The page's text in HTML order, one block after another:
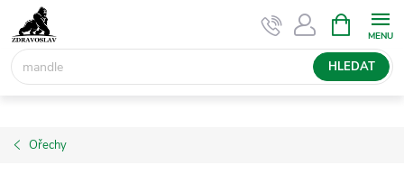
na
obsah
HLEDAT
NÁKUPNÍ
KOŠÍK
Ořechy